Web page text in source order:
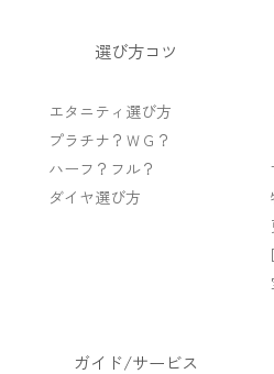
選び方コツ
エタニティ選び方
プラチナ？ＷＧ？
ハーフ？フル？
ダイヤ選び方
ガイド/サービス